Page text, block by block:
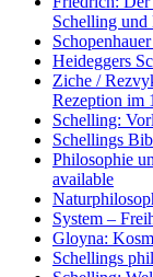
Schelling und
Heideggers
Ziche /
Rezeption im
Schelling:
Schellings
Philosophie
available
System –
Gloyna:
Schellings